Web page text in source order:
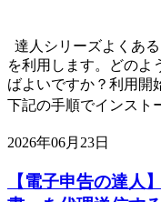
達人シリーズよくあ
を利用します。どのよ
ばよいですか？利用開
下記の手順でインス
2026年06月23日
【電子申告の達人